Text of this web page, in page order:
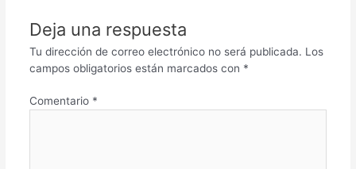
Deja una respuesta
Tu dirección de correo electrónico no será publicada. Los
campos obligatorios están marcados con *
Comentario *